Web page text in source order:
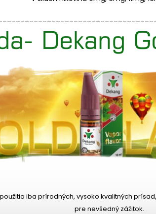
iba prírodných, vysoko kvalitných
pre nevšedný zážitok.